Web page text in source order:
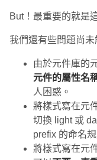
But！最重要的就是
我們還有些問題尚
由於元件庫的
元件的屬性名
人困惑。
將樣式寫在元
切換 light 或
prefix 的命名
將樣式寫在元